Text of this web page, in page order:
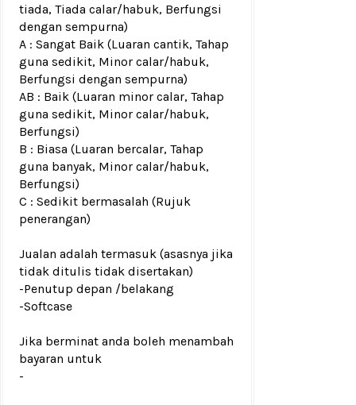
tiada, Tiada calar/habuk, Berfungsi
dengan sempurna)
A : Sangat Baik (Luaran cantik, Tahap
guna sedikit, Minor calar/habuk,
Berfungsi dengan sempurna)
AB : Baik (Luaran minor calar, Tahap
guna sedikit, Minor calar/habuk,
Berfungsi)
B : Biasa (Luaran bercalar, Tahap
guna banyak, Minor calar/habuk,
Berfungsi)
C : Sedikit bermasalah (Rujuk
penerangan)
Jualan adalah termasuk (asasnya jika
tidak ditulis tidak disertakan)
-Penutup depan /belakang
-Softcase
Jika berminat anda boleh menambah
bayaran untuk
-